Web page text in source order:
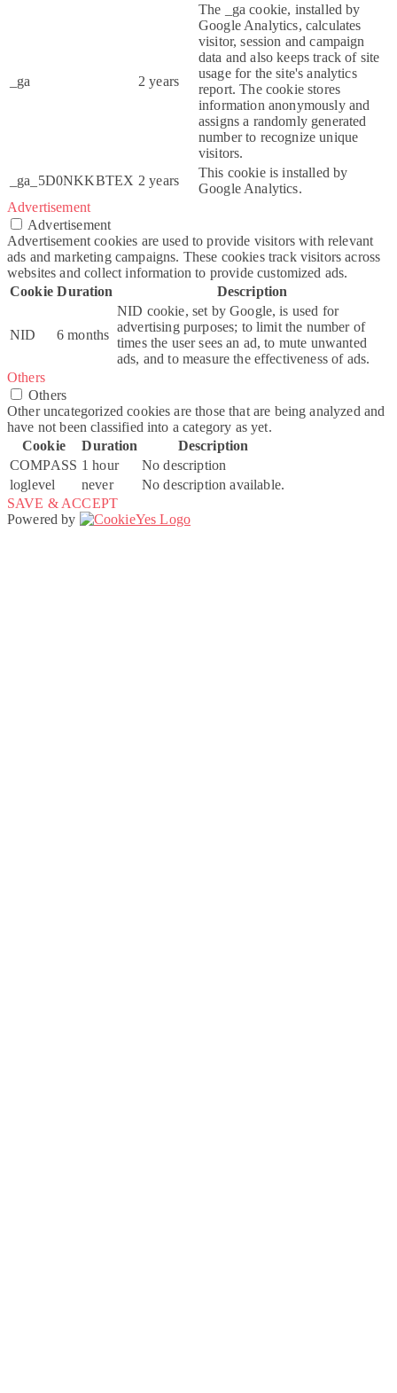
_ga 2 years
The _ga cookie, installed by
Google Analytics, calculates
visitor, session and campaign
data and also keeps track of site
usage for the site's analytics
report. The cookie stores
information anonymously and
assigns a randomly generated
number to recognize unique
visitors.
_ga_5D0NKKBTEX 2 years
This cookie is installed by
Google Analytics.
Advertisement
Advertisement
Advertisement cookies are used to provide visitors with relevant
ads and marketing campaigns. These cookies track visitors across
websites and collect information to provide customized ads.
Cookie Duration Description
NID 6 months
NID cookie, set by Google, is used for
advertising purposes; to limit the number of
times the user sees an ad, to mute unwanted
ads, and to measure the effectiveness of ads.
Others
Others
Other uncategorized cookies are those that are being analyzed and
have not been classified into a category as yet.
Cookie
Duration
Description
COMPASS 1 hour
No description
loglevel
never
No description available.
SAVE & ACCEPT
Powered by